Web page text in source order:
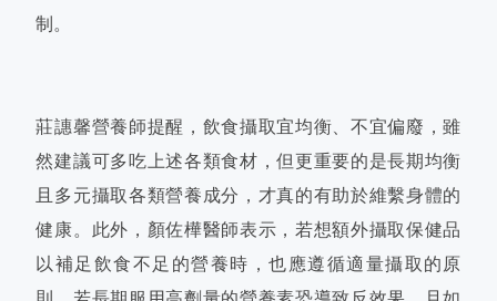
制。
莊譓馨營養師提醒，飲食攝取宜均衡、不宜偏廢，雖
然建議可多吃上述各類食材，但更重要的是長期均衡
且多元攝取各類營養成分，才真的有助於維繫身體的
健康。此外，顏佐樺醫師表示，若想額外攝取保健品
以補足飲食不足的營養時，也應遵循適量攝取的原